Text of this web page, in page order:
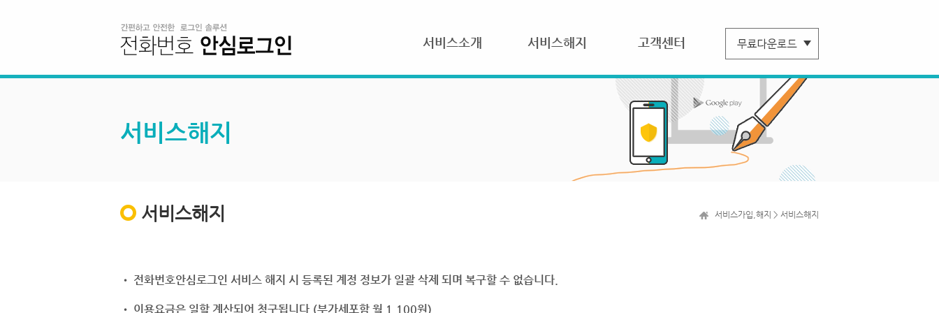
서비스소개 서비스해지 고객센터
서비스해지
서비스해지 서비스가입,해지 > 서비스해지
• 전화번호안심로그인 서비스 해지 시 등록된 계정 정보가 일괄 삭제 되며 복구할 수 없습니다.
• 이용요금은 일할 계산되어 청구됩니다.(부가세포함 월 1,100원)